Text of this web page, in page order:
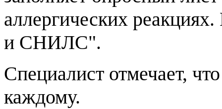
аллергических
и СНИЛС".
Специалист отмечает,
каждому.